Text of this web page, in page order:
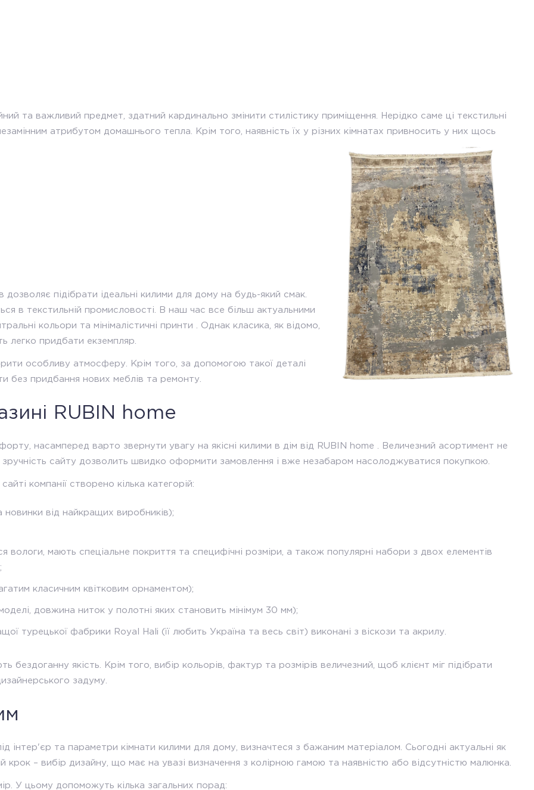
та важливий предмет, здатний кардинально змінити стилістику приміщення. Нерідко саме ці текстильні
атрибутом домашнього тепла. Крім того, наявність їх у різних кімнатах привносить у них щось
дозволяє підібрати ідеальні килими для дому на будь-який смак.
в текстильній промисловості. В наш час все більш актуальними
кольори та мінімалістичні принти . Однак класика, як відомо,
легко придбати екземпляр.
особливу атмосферу. Крім того, за допомогою такої деталі
без придбання нових меблів та ремонту.
RUBIN home
насамперед варто звернути увагу на якісні килими в дім від RUBIN home . Величезний асортимент не
зручність сайту дозволить швидко оформити замовлення і вже незабаром насолоджуватися покупкою.
компанії створено кілька категорій:
новинки від найкращих виробників);
вологи, мають спеціальне покриття та специфічні розміри, а також популярні набори з двох елементів
класичним квітковим орнаментом);
довжина ниток у полотні яких становить мінімум 30 мм);
турецької фабрики Royal Hali (її любить Україна та весь світ) виконані з віскози та акрилу.
якість. Крім того, вибір кольорів, фактур та розмірів величезний, щоб клієнт міг підібрати
задуму.
інтер'єр та параметри кімнати килими для дому, визначтеся з бажаним матеріалом. Сьогодні актуальні як
крок – вибір дизайну, що має на увазі визначення з колірною гамою та наявністю або відсутністю малюнка.
У цьому допоможуть кілька загальних порад: